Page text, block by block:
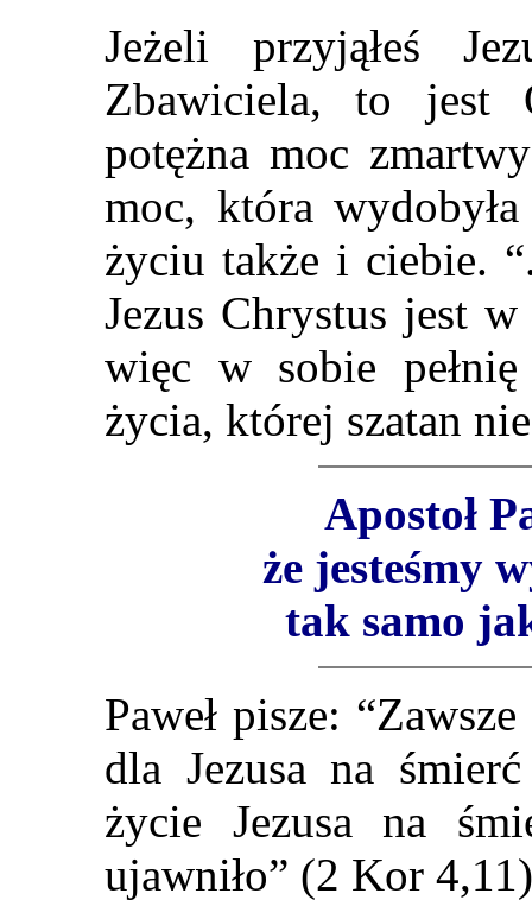
Jeżeli przyjąłeś
Zbawiciela, to jest
potężna moc
moc, która
życiu także i ciebie.
Jezus Chrystus jest
więc w sobie
życia, której szatan
Apostoł
że jesteśmy
tak samo
Paweł pisze:
dla Jezusa na
życie Jezusa na
ujawniło” (2 Kor